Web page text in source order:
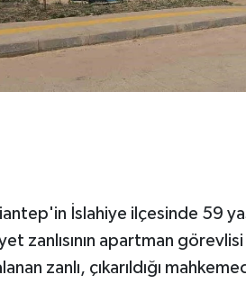
İslahiye ilçesinde 59
zanlısının apartman
zanlı, çıkarıldığı